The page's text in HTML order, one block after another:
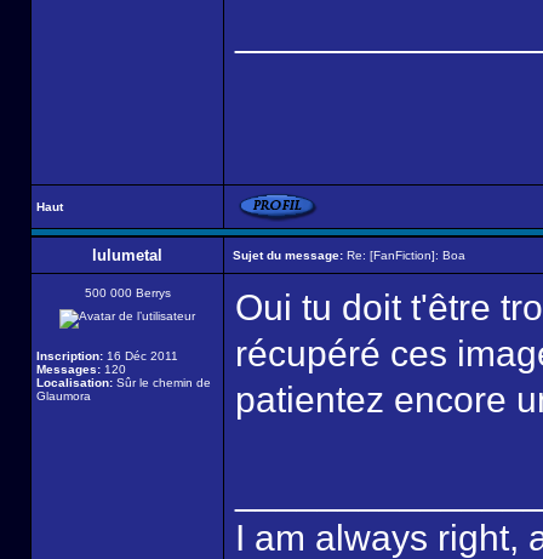
Haut
lulumetal Sujet du message: Re: [FanFiction]: Boa
500 000 Berrys
Inscription: 16 Déc 2011
Messages: 120
Localisation: Sûr le chemin de
Glaumora
Oui tu doit t'être
récupéré ces
patientez encore
I am always right,